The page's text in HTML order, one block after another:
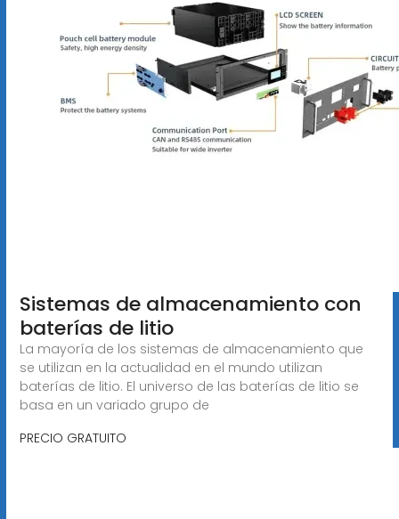
Sistemas de almacenamiento con
baterías de litio
La mayoría de los sistemas de almacenamiento que
se utilizan en la actualidad en el mundo utilizan
baterías de litio. El universo de las baterías de litio se
basa en un variado grupo de
PRECIO GRATUITO